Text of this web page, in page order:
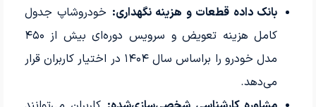
بانک داده قطعات و هزینه نگهداری: خودروشاپ جدول
کامل هزینه تعویض و سرویس دوره‌ای بیش از ۴۵۰
مدل خودرو را براساس سال ۱۴۰۴ در اختیار کاربران قرار
می‌دهد.